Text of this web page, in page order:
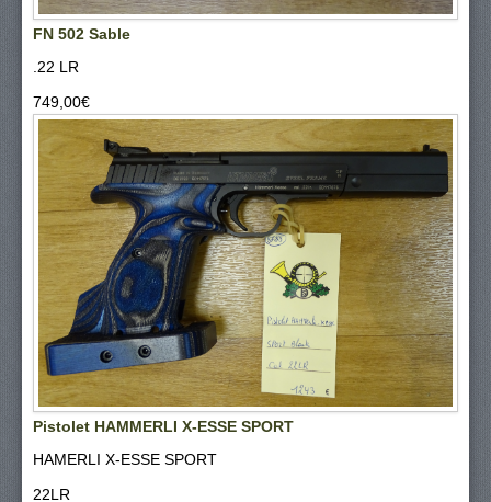
FN 502 Sable
.22 LR
749,00‎€
Pistolet HAMMERLI X-ESSE SPORT
HAMERLI X-ESSE SPORT
22LR